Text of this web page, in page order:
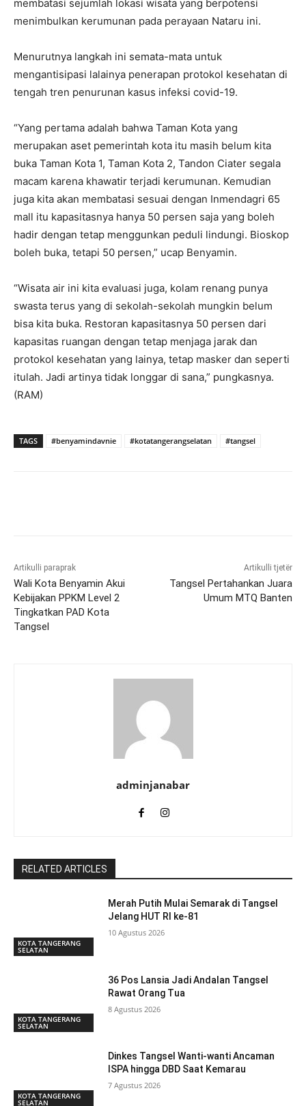
membatasi sejumlah lokasi wisata yang berpotensi
menimbulkan kerumunan pada perayaan Nataru ini.
Menurutnya langkah ini semata-mata untuk
mengantisipasi lalainya penerapan protokol kesehatan di
tengah tren penurunan kasus infeksi covid-19.
“Yang pertama adalah bahwa Taman Kota yang
merupakan aset pemerintah kota itu masih belum kita
buka Taman Kota 1, Taman Kota 2, Tandon Ciater segala
macam karena khawatir terjadi kerumunan. Kemudian
juga kita akan membatasi sesuai dengan Inmendagri 65
mall itu kapasitasnya hanya 50 persen saja yang boleh
hadir dengan tetap menggunkan peduli lindungi. Bioskop
boleh buka, tetapi 50 persen,” ucap Benyamin.
“Wisata air ini kita evaluasi juga, kolam renang punya
swasta terus yang di sekolah-sekolah mungkin belum
bisa kita buka. Restoran kapasitasnya 50 persen dari
kapasitas ruangan dengan tetap menjaga jarak dan
protokol kesehatan yang lainya, tetap masker dan seperti
itulah. Jadi artinya tidak longgar di sana,” pungkasnya.
(RAM)
TAGS #benyamindavnie #kotatangerangselatan #tangsel
Artikulli paraprak
Wali Kota Benyamin Akui
Kebijakan PPKM Level 2
Tingkatkan PAD Kota
Tangsel
Artikulli tjetër
Tangsel Pertahankan Juara
Umum MTQ Banten
adminjanabar
RELATED ARTICLES
KOTA TANGERANG
SELATAN
Merah Putih Mulai Semarak di Tangsel
Jelang HUT RI ke-81
10 Agustus 2026
KOTA TANGERANG
SELATAN
36 Pos Lansia Jadi Andalan Tangsel
Rawat Orang Tua
8 Agustus 2026
KOTA TANGERANG
SELATAN
Dinkes Tangsel Wanti-wanti Ancaman
ISPA hingga DBD Saat Kemarau
7 Agustus 2026